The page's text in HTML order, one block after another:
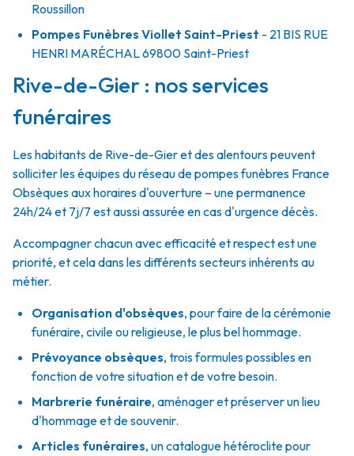
Roussillon
Pompes Funèbres Viollet Saint-Priest - 21 BIS RUE
HENRI MARÉCHAL69800 Saint-Priest
Rive-de-Gier : nos services
funéraires
Les habitants de Rive-de-Gier et des alentours peuvent
solliciter les équipes du réseau de pompes funèbres France
Obsèques aux horaires d'ouverture – une permanence
24h/24 et 7j/7 est aussi assurée en cas d'urgence décès.
Accompagner chacun avec efficacité et respect est une
priorité, et cela dans les différents secteurs inhérents au
métier.
Organisation d'obsèques, pour faire de la cérémonie
funéraire, civile ou religieuse, le plus bel hommage.
Prévoyance obsèques, trois formules possibles en
fonction de votre situation et de votre besoin.
Marbrerie funéraire, aménager et préserver un lieu
d'hommage et de souvenir.
Articles funéraires, un catalogue hétéroclite pour